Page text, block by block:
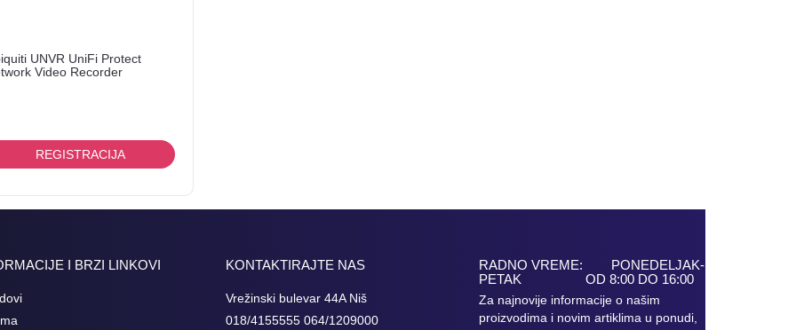
UNVR UniFi Protect
Video Recorder
REGISTRACIJA
I BRZI LINKOVI KONTAKTIRAJTE NAS
Vrežinski bulevar 44A Niš
018/4155555 064/1209000
RADNO VREME: PONEDELJAK-
PETAK OD 8:00 DO 16:00
Za najnovije informacije o našim
proizvodima i novim artiklima u ponudi,